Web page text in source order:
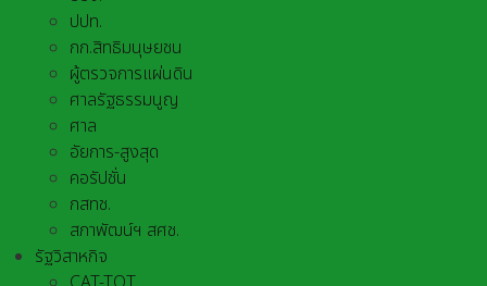
ปปท.
กก.สิทธิมนุษยชน
ผู้ตรวจการแผ่นดิน
ศาลรัฐธรรมนูญ
ศาล
อัยการ-สูงสุด
คอรัปชั่น
กสทช.
สภาพัฒน์ฯ สศช.
รัฐวิสาหกิจ